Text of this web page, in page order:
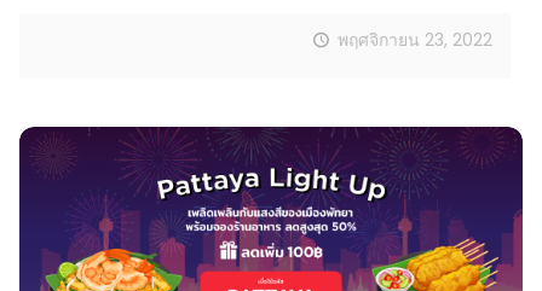
พฤศจิกายน 23, 2022